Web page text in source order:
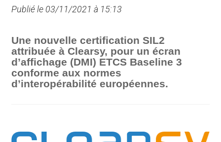
Publié le 03/11/2021 à 15:13
Une nouvelle certification SIL2
attribuée à Clearsy, pour un écran
d’affichage (DMI) ETCS Baseline 3
conforme aux normes
d’interopérabilité européennes.